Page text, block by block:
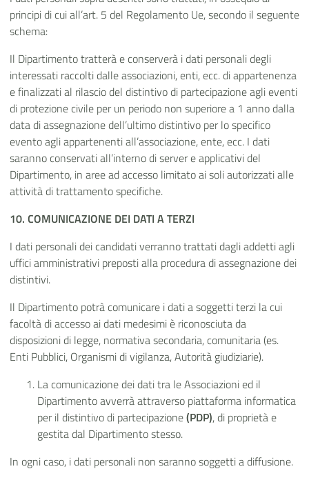
principi di cui all’art. 5 del Regolamento Ue, secondo il seguente
schema:
Il Dipartimento tratterà e conserverà i dati personali degli
interessati raccolti dalle associazioni, enti, ecc. di appartenenza
e finalizzati al rilascio del distintivo di partecipazione agli eventi
di protezione civile per un periodo non superiore a 1 anno dalla
data di assegnazione dell’ultimo distintivo per lo specifico
evento agli appartenenti all’associazione, ente, ecc. I dati
saranno conservati all’interno di server e applicativi del
Dipartimento, in aree ad accesso limitato ai soli autorizzati alle
attività di trattamento specifiche.
10. COMUNICAZIONE DEI DATI ATERZI
I dati personali dei candidativerrannotrattati dagli addetti agli
uffici amministrativi preposti alla procedura di assegnazione dei
distintivi.
Il Dipartimento potrà comunicare i dati a soggetti terzi la cui
facoltà di accesso ai dati medesimi è riconosciuta da
disposizioni di legge, normativa secondaria, comunitaria (es.
Enti Pubblici, Organismi di vigilanza, Autorità giudiziarie).
La comunicazione dei dati tra le Associazioni ed il
Dipartimento avverrà attraverso piattaforma informatica
per il distintivo di partecipazione(PDP), di proprietà e
gestita dal Dipartimento stesso.
In ogni caso, i dati personali non saranno soggetti a diffusione.